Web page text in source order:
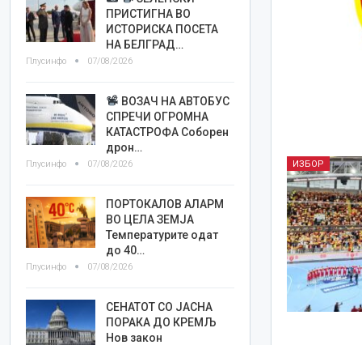
ИЗБОР
ПРИСТИГНА ВО
ИСТОРИСКА ПОСЕТА
НА БЕЛГРАД…
Плусинфо 07/08/2026
ВОЗАЧ НА АВТОБУС
СПРЕЧИ ОГРОМНА
КАТАСТРОФА Соборен
дрон…
Плусинфо 07/08/2026
ПОРТОКАЛОВ АЛАРМ
ВО ЦЕЛА ЗЕМЈА
Температурите одат
до 40…
Плусинфо 07/08/2026
СЕНАТОТ СО ЈАСНА
ПОРАКА ДО КРЕМЉ
Нов закон